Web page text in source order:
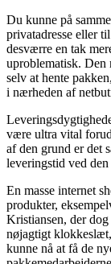
Du kunne på
privatadresse eller
desværre en tak
uproblematisk. Den
selv at hente
i nærheden af
være ultra vital
af den grund er det
leveringstid ved
En masse internet
produkter,
Kristiansen, der
nøjagtigt
kunne nå at få de